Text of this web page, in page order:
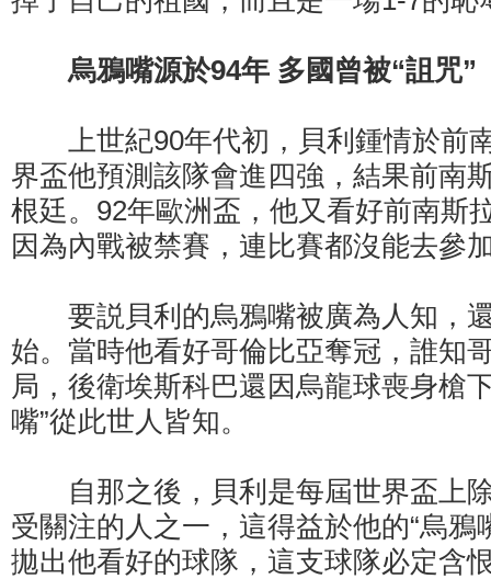
烏鴉嘴源於94年 多國曾被“詛咒”
上世紀90年代初，貝利鍾情於前
界盃他預測該隊會進四強，結果前南
根廷。92年歐洲盃，他又看好前南斯
因為內戰被禁賽，連比賽都沒能去參
要説貝利的烏鴉嘴被廣為人知，
始。當時他看好哥倫比亞奪冠，誰知
局，後衛埃斯科巴還因烏龍球喪身槍
嘴”從此世人皆知。
自那之後，貝利是每屆世界盃上
受關注的人之一，這得益於他的“烏鴉
拋出他看好的球隊，這支球隊必定含